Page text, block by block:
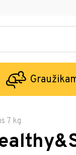
7 kg